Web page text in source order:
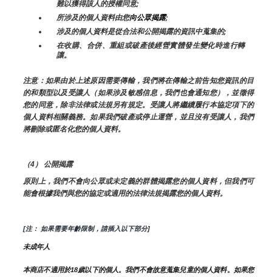
難以獲得該人的授權同意;
所涉及的個人資料由您向公眾揭露;
涉及的個人資料是從合法和公開揭露的資訊中蒐集的;
在收購、合併、重組或破產後經營實體發生變化時進行轉
讓。
注意：如果由於上述原因需要傳輸，我們將在傳輸之前告知您資訊的目
的和類型以及受讓人（如果涉及敏感信息，我們也會通知您），並徵得
您的同意，除非法律或法規另有規定。受讓人將繼續履行本協定項下的
個人資料相關義務。如果我們破產或停止運營，並且沒有受讓人，我們
將刪除或匿名化您的個人資料。
（4） 公開揭露
原則上，我們不會向公眾或未定義的群體揭露您的個人資料，但我們可
能會根據我們與您的協定或適用的法律法規揭露您的個人資料。
[注： 如果需要年齡限制，請插入以下部分]
未成年人
本商店不適用於18歲以下的個人。我們不會故意蒐集兒童的個人資料。如果您